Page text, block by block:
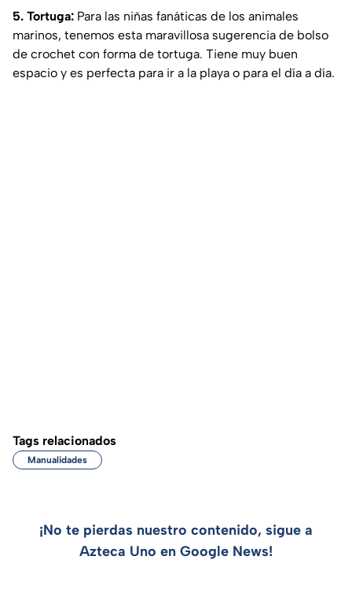
5. Tortuga: Para las niñas fanáticas de los animales
marinos, tenemos esta maravillosa sugerencia de bolso
de crochet con forma de tortuga. Tiene muy buen
espacio y es perfecta para ir a la playa o para el día a día.
Tags relacionados
Manualidades
¡No te pierdas nuestro contenido, sigue a
Azteca Uno en Google News!